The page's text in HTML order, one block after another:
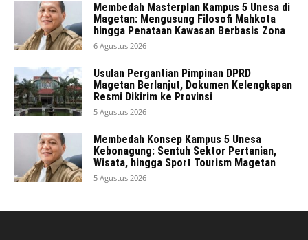
Membedah Masterplan Kampus 5 Unesa di
Magetan: Mengusung Filosofi Mahkota
hingga Penataan Kawasan Berbasis Zona
6 Agustus 2026
Usulan Pergantian Pimpinan DPRD
Magetan Berlanjut, Dokumen Kelengkapan
Resmi Dikirim ke Provinsi
5 Agustus 2026
Membedah Konsep Kampus 5 Unesa
Kebonagung: Sentuh Sektor Pertanian,
Wisata, hingga Sport Tourism Magetan
5 Agustus 2026